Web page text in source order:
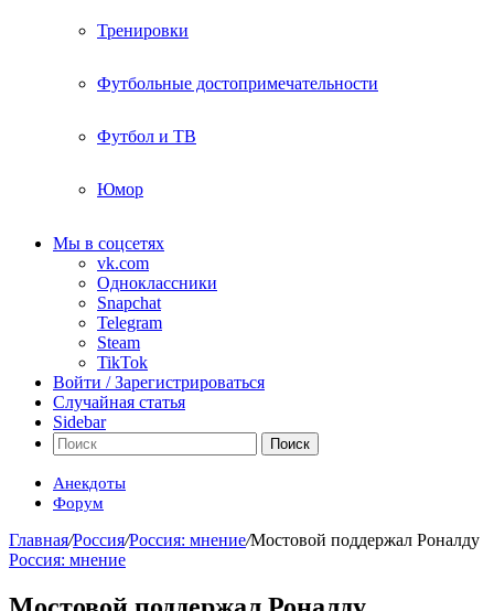
Тренировки
Футбольные достопримечательности
Футбол и ТВ
Юмор
Мы в соцсетях
vk.com
Одноклассники
Snapchat
Telegram
Steam
TikTok
Войти / Зарегистрироваться
Случайная статья
Sidebar
Поиск
Анекдоты
Форум
Главная/Россия/Россия: мнение/Мостовой поддержал Роналду
Россия: мнение